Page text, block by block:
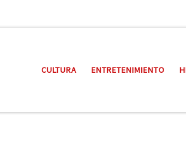
CULTURA ENTRETENIMIENTO